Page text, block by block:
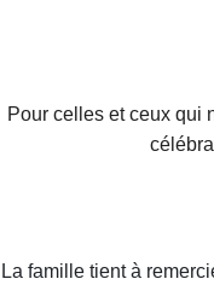
Pour celles et ceux qui
La famille tient à